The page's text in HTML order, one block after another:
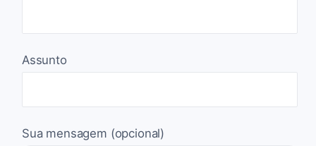
Assunto
Sua mensagem (opcional)